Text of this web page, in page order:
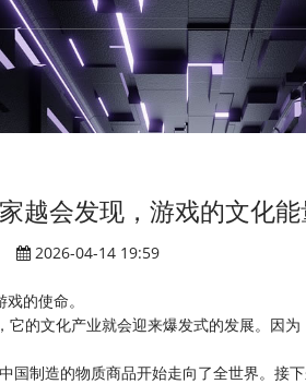
越会发现，游戏的文化
2026-04-14 19:59
的使命。
的文化产业就会迎来爆发式的发展。因
制造的物质商品开始走向了全世界。接